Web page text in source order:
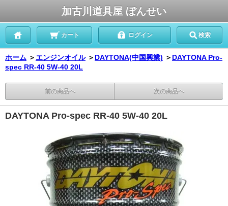
加古川道具屋 ぼんせい
カート ログイン 検索
ホーム ＞ エンジンオイル ＞ DAYTONA(中国興業) ＞ DAYTONA Pro-
spec RR-40 5W-40 20L
前の商品へ 次の商品へ
DAYTONA Pro-spec RR-40 5W-40 20L